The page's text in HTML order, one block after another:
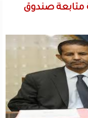
متابعة صندوق